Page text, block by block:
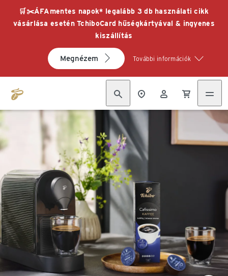
🛒✂️ÁFAmentes napok* legalább 3 db használati cikk
vásárlása esetén TchiboCard hűségkártyával & ingyenes
kiszállítás
Megnézem További információk